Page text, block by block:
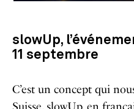
slowUp,
11 septembre
C’est un concept qui